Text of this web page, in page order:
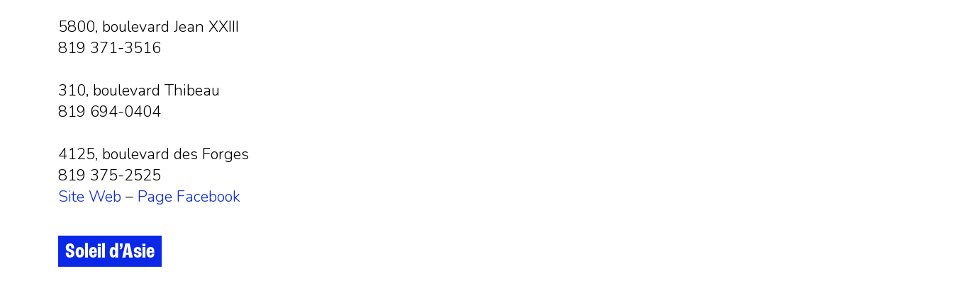
5800, boulevard Jean XXIII
819 371-3516
310, boulevard Thibeau
819 694-0404
4125, boulevard des Forges
819 375-2525
Site Web – Page Facebook
Soleil d’Asie